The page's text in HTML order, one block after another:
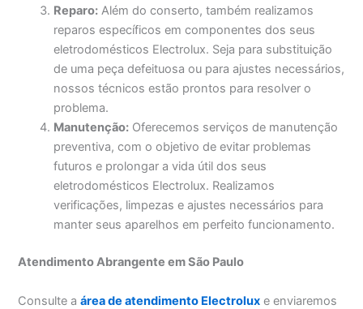
Reparo: Além do conserto, também realizamos
reparos específicos em componentes dos seus
eletrodomésticos Electrolux. Seja para substituição
de uma peça defeituosa ou para ajustes necessários,
nossos técnicos estão prontos para resolver o
problema.
Manutenção: Oferecemos serviços de manutenção
preventiva, com o objetivo de evitar problemas
futuros e prolongar a vida útil dos seus
eletrodomésticos Electrolux. Realizamos
verificações, limpezas e ajustes necessários para
manter seus aparelhos em perfeito funcionamento.
Atendimento Abrangente em São Paulo
Consulte aárea de atendimento Electrolux e enviaremos